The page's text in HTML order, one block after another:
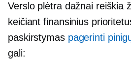
Verslo plėtra dažnai reiškia
keičiant finansinius
paskirstymas pagerinti
gali: